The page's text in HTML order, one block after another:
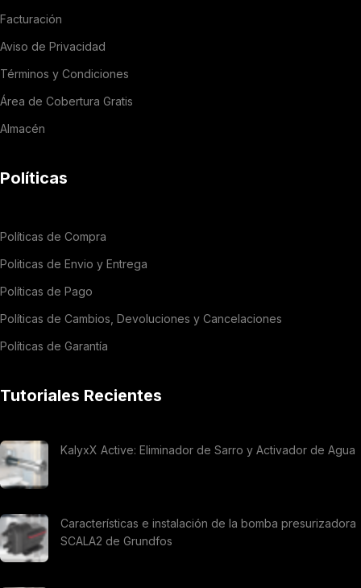
Facturación
Aviso de Privacidad
Términos y Condiciones
Área de Cobertura Gratis
Almacén
Políticas
Políticas de Compra
Politicas de Envio y Entrega
Políticas de Pago
Políticas de Cambios, Devoluciones y Cancelaciones
Políticas de Garantía
Tutoriales Recientes
KalyxX Active: Eliminador de Sarro y Activador de Agua
Características e instalación de la bomba presurizadora
SCALA2 de Grundfos